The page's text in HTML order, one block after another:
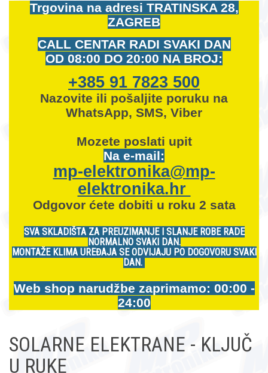
Trgovina na adresi TRATINSKA 28,
ZAGREB
CALL CENTAR RADI SVAKI DAN
OD 08:00 DO 20:00 NA BROJ:
+385 91 7823 500
Nazovite ili pošaljite poruku na
WhatsApp, SMS, Viber
Mozete poslati upit
Na e-mail:
mp-elektronika@mp-
elektronika.hr
Odgovor ćete dobiti u roku 2 sata
SVA SKLADIŠTA ZA PREUZIMANJE I SLANJE ROBE RADE
NORMALNO SVAKI DAN.
MONTAŽE KLIMA UREĐAJA SE ODVIJAJU PO DOGOVORU SVAKI
DAN.
Web shop narudžbe zaprimamo: 00:00 -
24:00
SOLARNE ELEKTRANE - KLJUČ
U RUKE